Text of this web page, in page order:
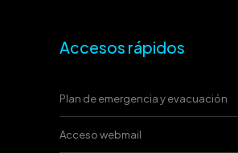
Accesos rápidos
Plan de emergencia y evacuación
Acceso webmail